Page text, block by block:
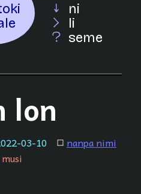
ni
li
seme
lon
03-10 lipu nanpa nimi
musi